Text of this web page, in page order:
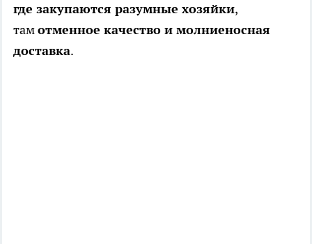
где закупаются разумные хозяйки,
тамотменное качество и молниеносная
доставка.